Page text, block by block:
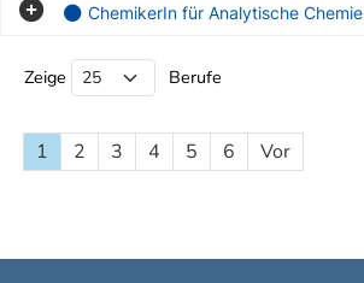
ChemikerIn für Analytische Chemie
Zeige Berufe
1 2 3 4 5 6 Vor